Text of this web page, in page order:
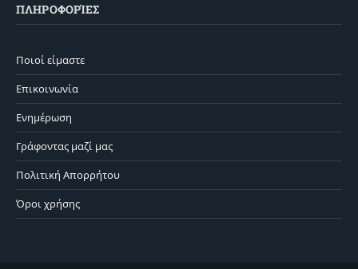
ΠΛΗΡΟΦΟΡΊΕΣ
Ποιοί είμαστε
Επικοινωνία
Ενημέρωση
Γράφοντας μαζί μας
Πολιτική Απορρήτου
Όροι χρήσης